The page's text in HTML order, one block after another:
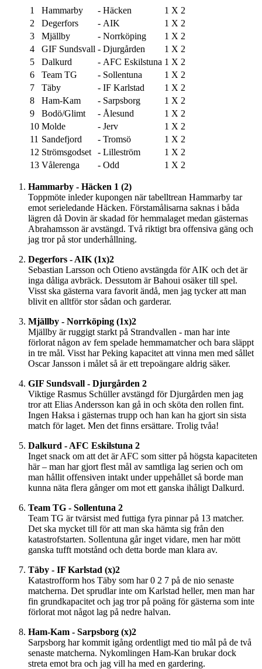
1 Hammarby - Häcken 1 X 2
2
Degerfors - AIK 1 X 2
3
Mjällby - Norrköping 1 X 2
4
GIF Sundsvall - Djurgården 1 X 2
5
Dalkurd - AFC Eskilstuna 1 X 2
6
Team TG - Sollentuna 1 X 2
7
Täby - IF Karlstad 1 X 2
8
Ham-Kam - Sarpsborg 1 X 2
9
Bodö/Glimt - Ålesund 1 X 2
10 Molde - Jerv 1 X 2
11 Sandefjord - Tromsö 1 X 2
12 Strömsgodset - Lilleström 1 X 2
13 Vålerenga - Odd 1 X 2
Hammarby - Häcken 1 (2)
Toppmöte inleder kupongen när tabelltrean Hammarby tar
emot serieledande Häcken. Förstamålisarna saknas i båda
lägren då Dovin är skadad för hemmalaget medan gästernas
Abrahamsson är avstängd. Två riktigt bra offensiva gäng och
jag tror på stor underhållning.
Degerfors - AIK (1x)2
Sebastian Larsson och Otieno avstängda för AIK och det är
inga dåliga avbräck. Dessutom är Bahoui osäker till spel.
Visst ska gästerna vara favorit ändå, men jag tycker att man
blivit en alltför stor sådan och garderar.
Mjällby - Norrköping (1x)2
Mjällby är ruggigt starkt på Strandvallen - man har inte
förlorat någon av fem spelade hemmamatcher och bara släppt
in tre mål. Visst har Peking kapacitet att vinna men med sållet
Oscar Jansson i målet så är ett trepoängare aldrig säker.
GIF Sundsvall - Djurgården 2
Viktige Rasmus Schüller avstängd för Djurgården men jag
tror att Elias Andersson kan gå in och sköta den rollen fint.
Ingen Haksa i gästernas trupp och han kan ha gjort sin sista
match för laget. Men det finns ersättare. Trolig tvåa!
Dalkurd - AFC Eskilstuna 2
Inget snack om att det är AFC som sitter på högsta kapaciteten
här – man har gjort flest mål av samtliga lag serien och om
man hållit offensiven intakt under uppehållet så borde man
kunna näta flera gånger om mot ett ganska ihåligt Dalkurd.
Team TG - Sollentuna 2
Team TG är tvärsist med futtiga fyra pinnar på 13 matcher.
Det ska mycket till för att man ska hämta sig från den
katastrofstarten. Sollentuna går inget vidare, men har mött
ganska tufft motstånd och detta borde man klara av.
Täby - IF Karlstad (x)2
Katastrofform hos Täby som har 0 2 7 på de nio senaste
matcherna. Det sprudlar inte om Karlstad heller, men man har
fin grundkapacitet och jag tror på poäng för gästerna som inte
förlorat mot något lag på nedre halvan.
Ham-Kam - Sarpsborg (x)2
Sarpsborg har kommit igång ordentligt med tio mål på de två
senaste matcherna. Nykomlingen Ham-Kan brukar dock
streta emot bra och jag vill ha med en gardering.